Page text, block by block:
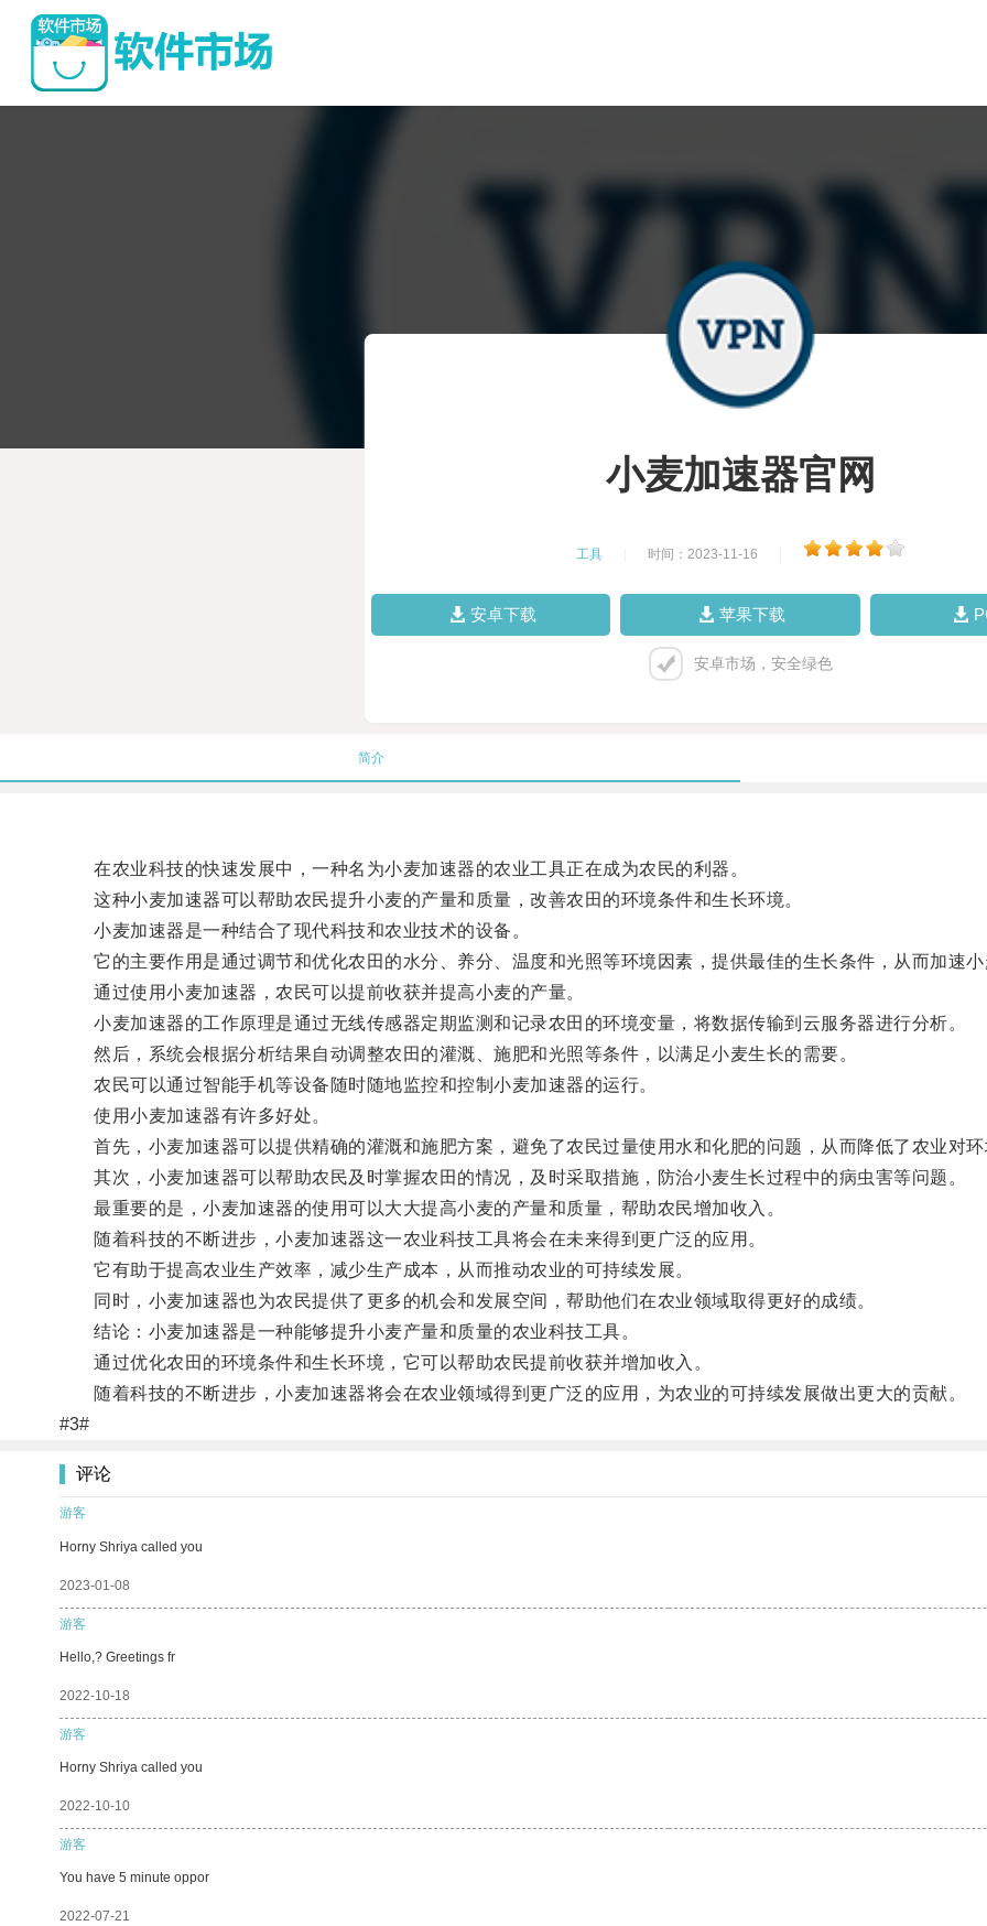
小麦加速器官网
工具 时间：2023-11-16
安卓下载 苹果下载
安卓市场，安全绿色
简介
在农业科技的快速发展中，一种名为小麦加速器的农业工具正在成为农民的利器。
这种小麦加速器可以帮助农民提升小麦的产量和质量，改善农田的环境条件和生长环境。
小麦加速器是一种结合了现代科技和农业技术的设备。
它的主要作用是通过调节和优化农田的水分、养分、温度和光照等环境因素，提供最佳的生长条件，从而加速小
通过使用小麦加速器，农民可以提前收获并提高小麦的产量。
小麦加速器的工作原理是通过无线传感器定期监测和记录农田的环境变量，将数据传输到云服务器进行分析。
然后，系统会根据分析结果自动调整农田的灌溉、施肥和光照等条件，以满足小麦生长的需要。
农民可以通过智能手机等设备随时随地监控和控制小麦加速器的运行。
使用小麦加速器有许多好处。
首先，小麦加速器可以提供精确的灌溉和施肥方案，避免了农民过量使用水和化肥的问题，从而降低了农业对环
其次，小麦加速器可以帮助农民及时掌握农田的情况，及时采取措施，防治小麦生长过程中的病虫害等问题。
最重要的是，小麦加速器的使用可以大大提高小麦的产量和质量，帮助农民增加收入。
随着科技的不断进步，小麦加速器这一农业科技工具将会在未来得到更广泛的应用。
它有助于提高农业生产效率，减少生产成本，从而推动农业的可持续发展。
同时，小麦加速器也为农民提供了更多的机会和发展空间，帮助他们在农业领域取得更好的成绩。
结论：小麦加速器是一种能够提升小麦产量和质量的农业科技工具。
通过优化农田的环境条件和生长环境，它可以帮助农民提前收获并增加收入。
随着科技的不断进步，小麦加速器将会在农业领域得到更广泛的应用，为农业的可持续发展做出更大的贡献。
#3#
评论
游客
Horny Shriya called you
2023-01-08
游客
Hello,? Greetings fr
2022-10-18
游客
Horny Shriya called you
2022-10-10
游客
You have 5 minute oppor
2022-07-21